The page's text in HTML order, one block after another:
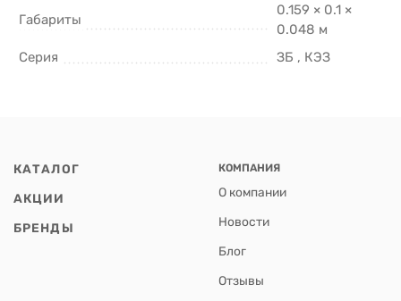
Габариты
0.159 × 0.1 ×
0.048 м
Серия
ЗБ , КЭЗ
КАТАЛОГ
АКЦИИ
БРЕНДЫ
КОМПАНИЯ
О компании
Новости
Блог
Отзывы